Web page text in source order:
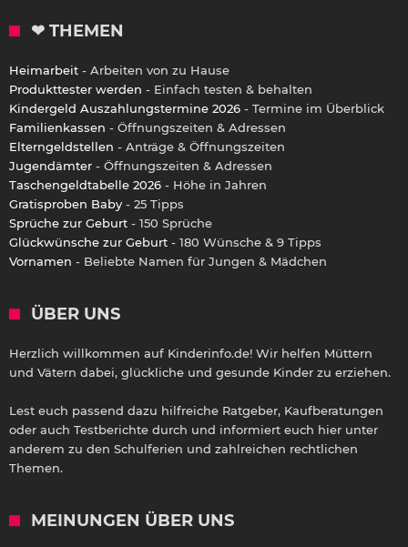
❤ THEMEN
Heimarbeit - Arbeiten von zu Hause
Produkttester werden - Einfach testen & behalten
Kindergeld Auszahlungstermine 2026 - Termine im Überblick
Familienkassen - Öffnungszeiten & Adressen
Elterngeldstellen - Anträge & Öffnungszeiten
Jugendämter - Öffnungszeiten & Adressen
Taschengeldtabelle 2026 - Höhe in Jahren
Gratisproben Baby - 25 Tipps
Sprüche zur Geburt - 150 Sprüche
Glückwünsche zur Geburt - 180 Wünsche & 9 Tipps
Vornamen - Beliebte Namen für Jungen & Mädchen
ÜBER UNS
Herzlich willkommen auf Kinderinfo.de! Wir helfen Müttern
und Vätern dabei, glückliche und gesunde Kinder zu erziehen.
Lest euch passend dazu hilfreiche Ratgeber, Kaufberatungen
oder auch Testberichte durch und informiert euch hier unter
anderem zu den Schulferien und zahlreichen rechtlichen
Themen.
MEINUNGEN ÜBER UNS